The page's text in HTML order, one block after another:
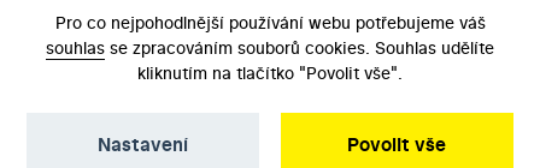
Pro co nejpohodlnější používání webu potřebujeme váš
souhlas se zpracováním souborů cookies. Souhlas udělíte
kliknutím na tlačítko "Povolit vše".
Povolit vše
Nastavení